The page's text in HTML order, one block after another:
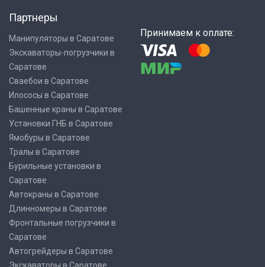
Партнеры
Манипуляторы в Саратове
Экскаваторы-погрузчики в
Саратове
Сваебои в Саратове
Илососы в Саратове
Башенные краны в Саратове
Установки ГНБ в Саратове
Ямобуры в Саратове
Тралы в Саратове
Бурильные установки в
Саратове
Автокраны в Саратове
Длинномеры в Саратове
Фронтальные погрузчики в
Саратове
Автогрейдеры в Саратове
Принимаем к оплате: